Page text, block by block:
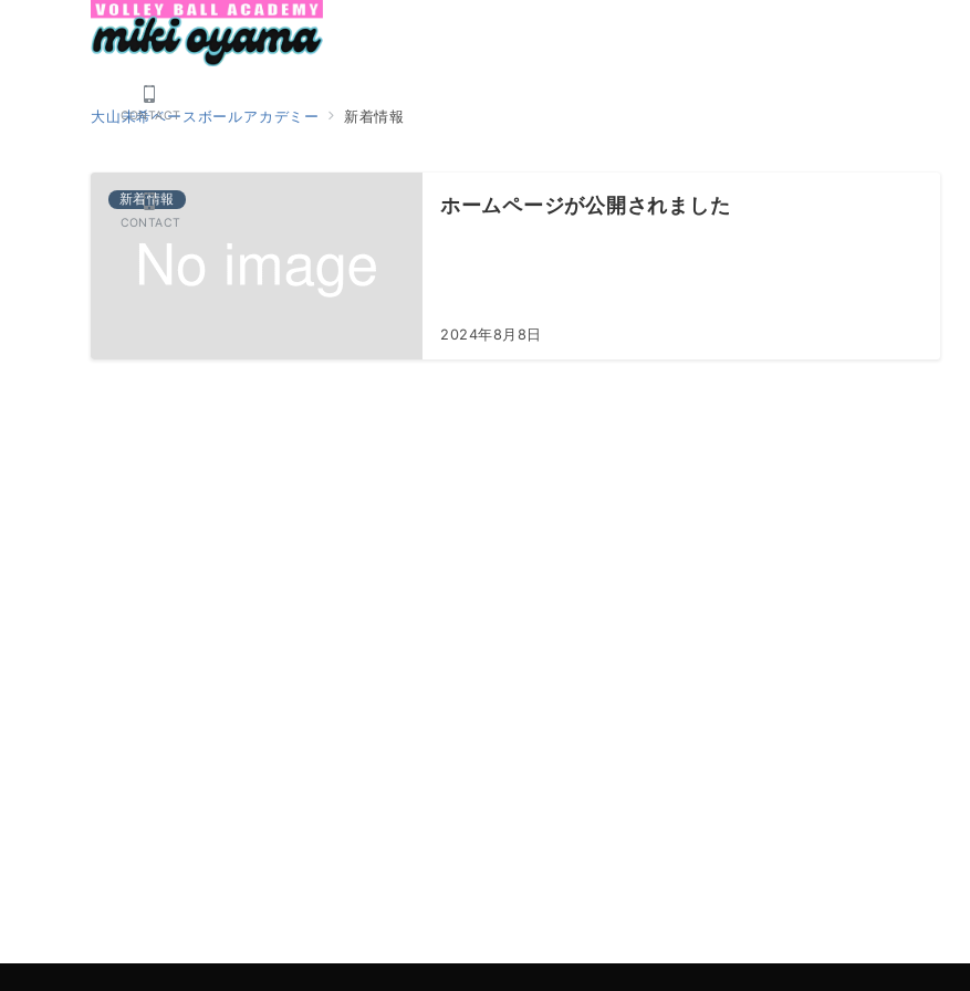
CONTACT
CONTACT
大山未希ベースボールアカデミー 新着情報
新着情報 ホームページが公開されました
2024年8月8日